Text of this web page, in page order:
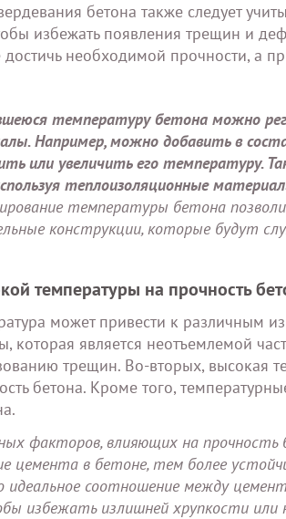
бетона также следует
избежать появления трещин и
необходимой прочности, а
температуру бетона можно
Например, можно добавить в
или увеличить его температуру.
теплоизоляционные
температуры бетона
конструкции, которые будут
температуры на прочность
может привести к различным
которая является неотъемлемой
трещин. Во-вторых, высокая
бетона. Кроме того,
факторов, влияющих на
цемента в бетоне, тем более
соотношение между
избежать излишней хрупкости или